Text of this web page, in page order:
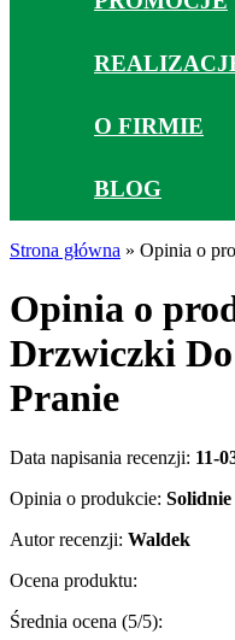
O FIRMIE
BLOG
Strona główna » Opinia o
Opinia o
Drzwiczki
Pranie
Data napisania recenzji: 11-
Opinia o produkcie:
Autor recenzji: Waldek
Ocena produktu:
Średnia ocena (5/5):